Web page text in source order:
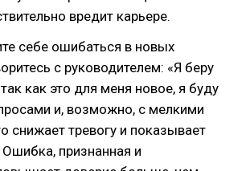
вредит карьере.
себе ошибаться в новых
с руководителем: «Я беру
как это для меня новое, я буду
и, возможно, с мелкими
снижает тревогу и показывает
признанная и